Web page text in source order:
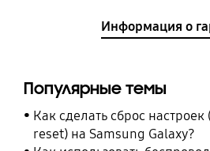
Информация о
Популярные темы
Как сделать сброс
reset) на Samsung Galaxy?